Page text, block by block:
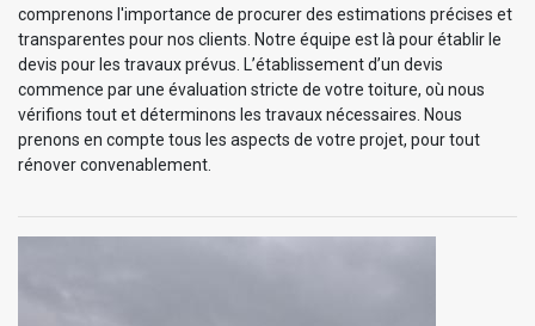
comprenons l'importance de procurer des estimations précises et
transparentes pour nos clients. Notre équipe est là pour établir le
devis pour les travaux prévus. L’établissement d’un devis
commence par une évaluation stricte de votre toiture, où nous
vérifions tout et déterminons les travaux nécessaires. Nous
prenons en compte tous les aspects de votre projet, pour tout
rénover convenablement.